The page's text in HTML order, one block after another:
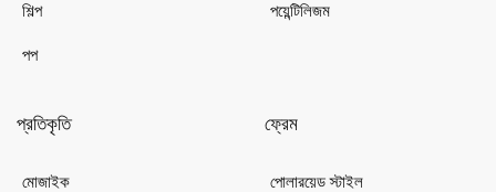
শিল্প
পপ
পয়েন্টিলিজম
প্রতিকৃতি
মোজাইক
ফ্রেম
পোলারয়েড স্টাইল